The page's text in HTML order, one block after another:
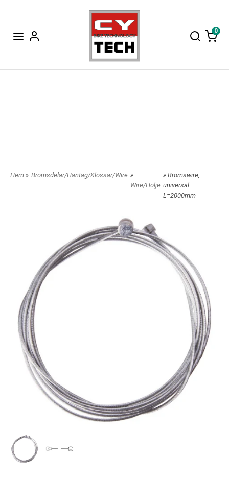
0
Hem » Bromsdelar/Hantag/Klossar/Wire »
Wire/Hölje
» Bromswire,
universal
L=2000mm